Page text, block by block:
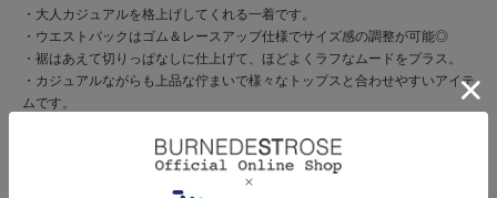
・大人カジュアルを格上げしてくれる一着です。
・ウエストバックはゴム＆レースアップ仕様でサイズ感の調整が可能◎
・裾はあえて切りっぱなしに仕上げて、ほどよくラフなムードをプラス。
・カジュアルながらも上品な佇まいで様々なトップスと合わせやすいアイテ
ムです。
・S、Mの2サイズ展開のフロントファスナー仕様。